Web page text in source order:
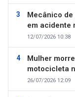
Mecânico
em acidente
12/07/2026 10:38
Mulher
motocicleta
26/07/2026 12:09